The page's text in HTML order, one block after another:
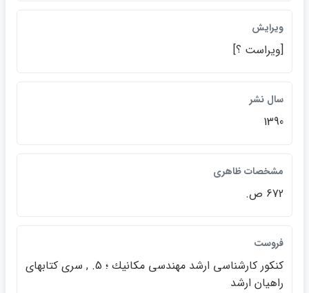
ويرايش
[ويراست ؟]
سال نشر
1390
مشخصات ظاهري
672 ص.
فروست
كنكور كارشناسي ارشد مهندسي مكانيك ؛ 5. , سري كتابهاي
راهيان ارشد